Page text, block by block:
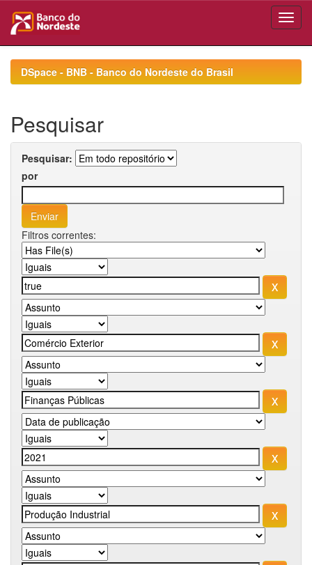
navigationDSpace - BNB - Banco do Nordeste do Brasil
Pesquisar
Pesquisar:
por
Filtros correntes: